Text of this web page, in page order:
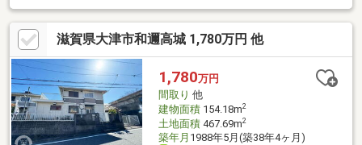
が約150坪と広く家庭菜園も作るのも可能です◆
滋賀県大津市和邇高城 1,780万円 他
1,780万円
間取り 他
建物面積154.18m2
土地面積467.69m2
築年月 1988年5月(築38年4ヶ月)